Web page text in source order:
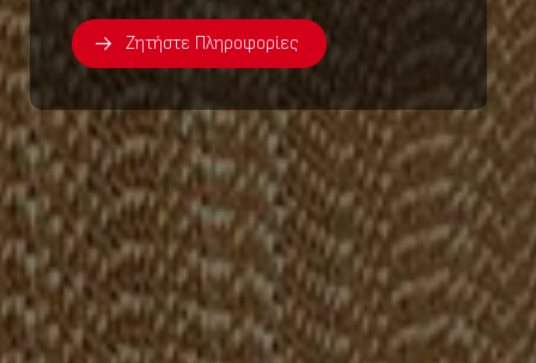
Ζητήστε Πληροφορίες